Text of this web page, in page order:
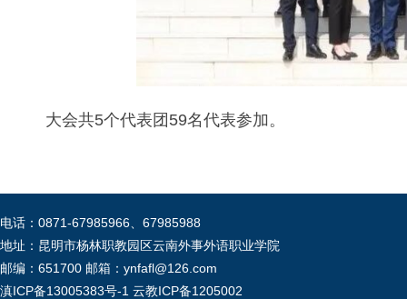
大会共5个代表团59名代表参加。
电话：0871-67985966、67985988
地址：昆明市杨林职教园区云南外事外语职业学院
邮编：651700 邮箱：ynfafl@126.com
滇ICP备13005383号-1 云教ICP备1205002